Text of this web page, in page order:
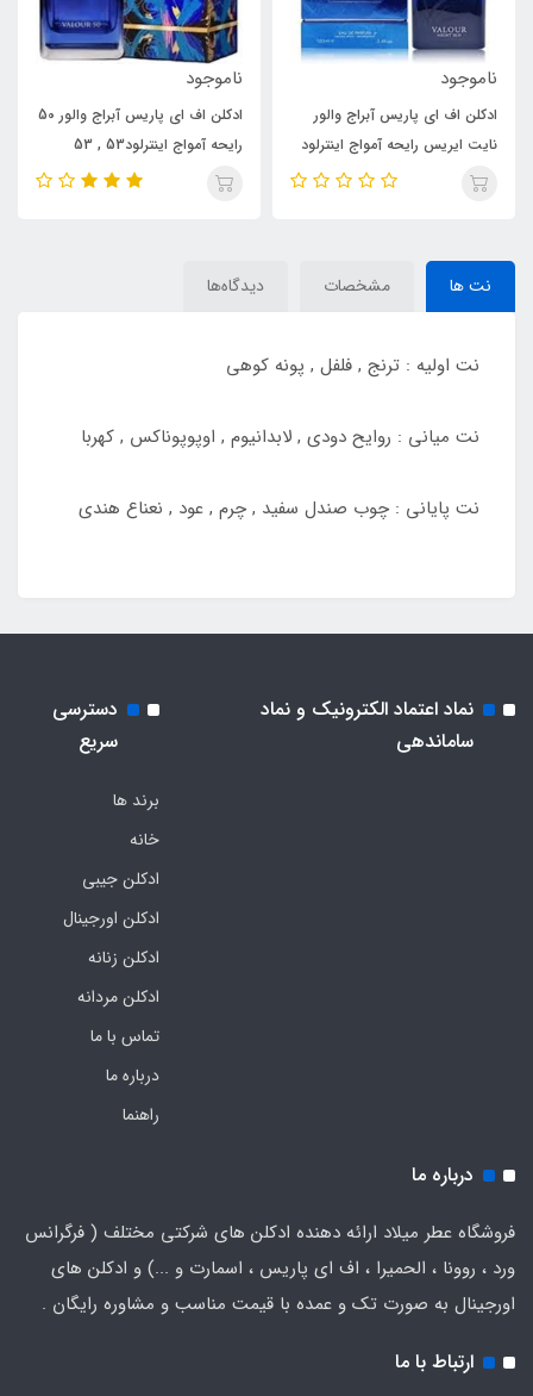
ناموجود
رایحه آمواج اینترلود53 , 53
Amouage Interlude
ناموجود
ادکلن اف ای پاریس آبراج والور
رایحه آمواج اینترلود Amouage
نت ها مشخصات دیدگاه‌ها
نت اولیه : ترنج , فلفل , پونه کوهی
نت میانی : روایح دودی , لابدانیوم , اوپوپوناکس , کهربا
نت پایانی : چوب صندل سفید , چرم , عود , نعناع هندی
نماد اعتماد الکترونیک و نماد
ساماندهی
دسترسی
سریع
برند ها
خانه
ادکلن جیبی
ادکلن اورجینال
ادکلن زنانه
ادکلن مردانه
تماس با ما
درباره ما
راهنما
درباره ما
فروشگاه عطر میلاد ارائه دهنده ادکلن های شرکتی مختلف ( فرگرانس
ورد ، روونا ، الحمیرا ، اف ای پاریس ، اسمارت و ...) و ادکلن های
اورجینال به صورت تک و عمده با قیمت مناسب و مشاوره رایگان .
ارتباط با ما